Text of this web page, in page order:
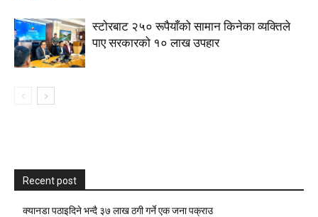
स्टाेरबाट २५० रूपैयाँको सामान किनेका व्यक्तिले
पाए सरकारको १० लाख उपहार
Recent post
क्यानडा पठाइदिने भन्दै ३७ लाख ठगी गर्ने एक जना पक्राउ